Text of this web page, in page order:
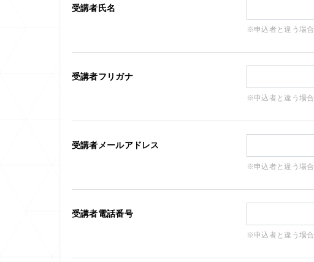
受講者氏名
※申込者と違う場合
受講者フリガナ
※申込者と違う場合
受講者メールアドレス
※申込者と違う場合
受講者電話番号
※申込者と違う場合